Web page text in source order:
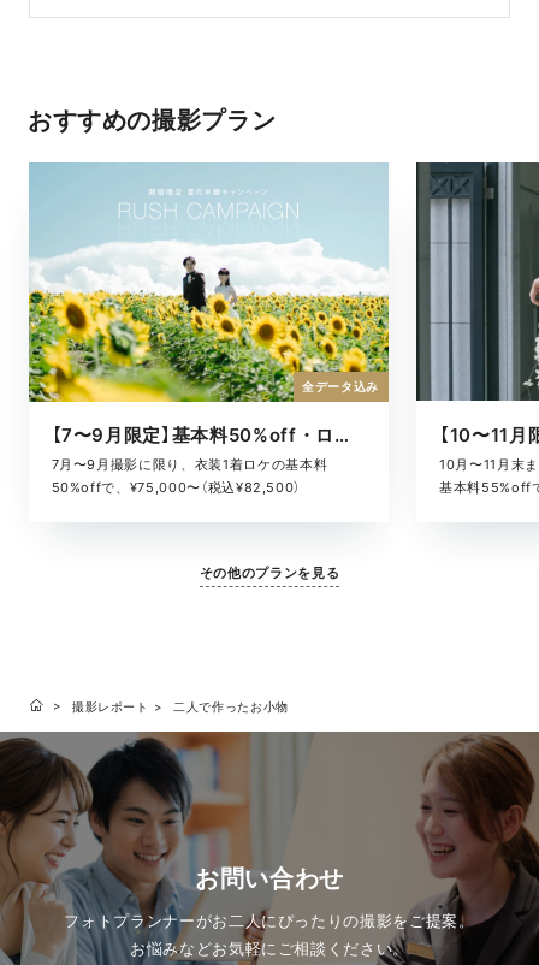
おすすめの撮影プラン
【7〜9月限定】基本料50%off・ロケキャンペーン
7月〜9月撮影に限り、衣装1着ロケの基本料
50%offで、¥75,000〜（税込¥82,500）
全データ込み
10月〜11月末
基本料55%off
その他のプランを見る
撮影レポート 二人で作ったお小物
お問い合わせ
フォトプランナーがお二人にぴったりの撮影をご提案。
お悩みなどお気軽にご相談ください。